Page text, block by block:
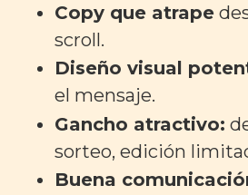
Copy que atrape
scroll.
Diseño visual
el mensaje.
Gancho atractivo:
sorteo, edición
Buena